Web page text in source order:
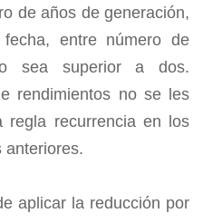
de años de generación,
entre número de
sea superior a dos.
rendimientos no se les
regla recurrencia en los
anteriores.
aplicar la reducción por